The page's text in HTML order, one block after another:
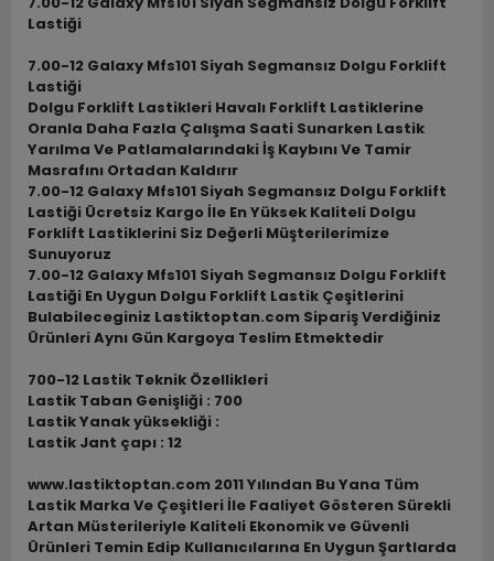
Lastiği
7.00-12 Galaxy Mfs101 Siyah Segmansız Dolgu Forklift
Lastiği
Dolgu Forklift Lastikleri Havalı Forklift Lastiklerine
Oranla Daha Fazla Çalışma Saati Sunarken Lastik
Yarılma Ve Patlamalarındaki İş Kaybını Ve Tamir
Masrafını Ortadan Kaldırır
7.00-12 Galaxy Mfs101 Siyah Segmansız Dolgu Forklift
Lastiği Ücretsiz Kargo İle En Yüksek Kaliteli Dolgu
Forklift Lastiklerini Siz Değerli Müşterilerimize
Sunuyoruz
7.00-12 Galaxy Mfs101 Siyah Segmansız Dolgu Forklift
Lastiği En Uygun Dolgu Forklift Lastik Çeşitlerini
Bulabileceginiz Lastiktoptan.com Sipariş Verdiğiniz
Ürünleri Aynı Gün Kargoya Teslim Etmektedir
700-12 Lastik Teknik Özellikleri
Lastik Taban Genişliği : 700
Lastik Yanak yüksekliği :
Lastik Jant çapı : 12
www.lastiktoptan.com 2011 Yılından Bu Yana Tüm
Lastik Marka Ve Çeşitleri İle Faaliyet Gösteren Sürekli
Artan Müsterileriyle Kaliteli Ekonomik ve Güvenli
Ürünleri Temin Edip Kullanıcılarına En Uygun Şartlarda